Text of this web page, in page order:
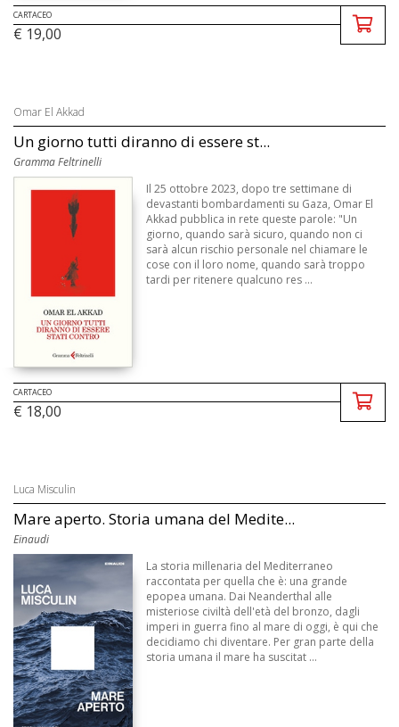
CARTACEO
€ 19,00
Omar El Akkad
Un giorno tutti diranno di essere st...
Gramma Feltrinelli
Il 25 ottobre 2023, dopo tre settimane di
devastanti bombardamenti su Gaza, Omar El
Akkad pubblica in rete queste parole: "Un
giorno, quando sarà sicuro, quando non ci
sarà alcun rischio personale nel chiamare le
cose con il loro nome, quando sarà troppo
tardi per ritenere qualcuno res ...
CARTACEO
€ 18,00
Luca Misculin
Mare aperto. Storia umana del Medite...
Einaudi
La storia millenaria del Mediterraneo
raccontata per quella che è: una grande
epopea umana. Dai Neanderthal alle
misteriose civiltà dell'età del bronzo, dagli
imperi in guerra fino al mare di oggi, è qui che
decidiamo chi diventare. Per gran parte della
storia umana il mare ha suscitat ...